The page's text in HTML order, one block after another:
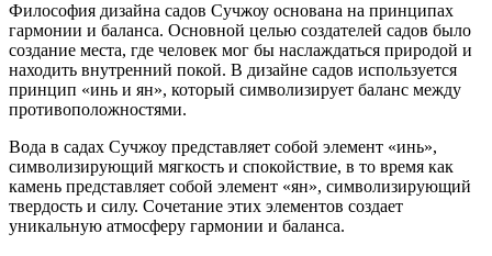
Философия дизайна садов Сучжоу основана на принципах
гармонии и баланса. Основной целью создателей садов было
создание места, где человек мог бы наслаждаться природой и
находить внутренний покой. В дизайне садов используется
принцип «инь и ян», который символизирует баланс между
противоположностями.
Вода в садах Сучжоу представляет собой элемент «инь»,
символизирующий мягкость и спокойствие, в то время как
камень представляет собой элемент «ян», символизирующий
твердость и силу. Сочетание этих элементов создает
уникальную атмосферу гармонии и баланса.